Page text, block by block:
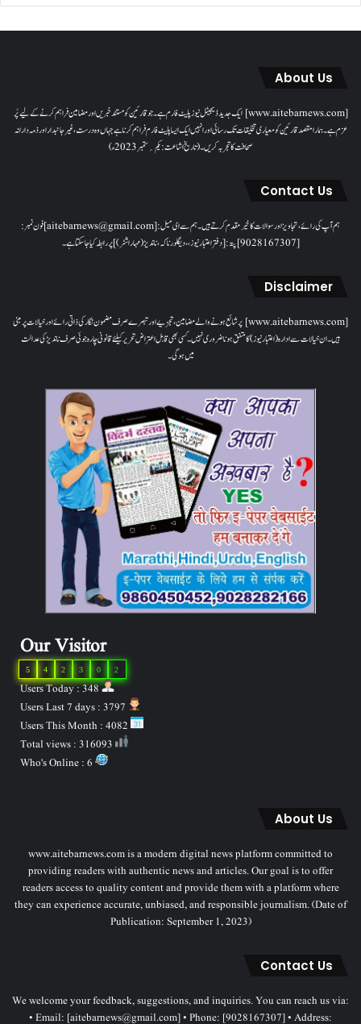
About Us
[www.aitebarnews.com] ایک جدید ڈیجیٹل نیوز پلیٹ فارم ہے۔ جو قارئین کو مستند خبریں اور مضامین فراہم کرنے کے لیے پُر
عزم ہے۔ ہمارا مقصدقارئین کو معیاری تخلیقات تک رسائی اور انہیں ایک ایسا پلیٹ فارم فراہم کرنا ہے جہاں وہ درست، غیر جانبدار اور ذمہ دارانہ
صحافت کا تجربہ کریں۔( تاریخ اشاعت : یکم؍ ستمبر 2023ء)
Contact Us
ہم آپ کی رائے، تجاویز اور سوالات کا خیرمقدم کرتے ہیں۔ ہم سےای میل: [aitebarnews@gmail.com]فون نمبر:
[9028167307]پتہ: [دفتر اعتبار نیوز، ، دیگلور ناکہ، ناندیڑ(مہاراشٹر) ] پر رابطہ کیا جاسکتا ہے۔
Disclaimer
[www.aitebarnews.com] پر شائع ہونے والے مضامین، تجزیے اور تبصرے صرف مضمون نگار کی ذاتی رائے اور خیالات پر مبنی
ہیں۔ ان خیالات سے ادارہ (اعتبار نیوز) کا متفق ہونا ضروری نہیں۔ کسی بھی قابل اعتراض تحریر کیلئے قانونی چارہ جوئی صرف ناندیڑ کی عدالت
میں ہوگی۔
Our Visitor
2
0
3
2
4
5
Users Today : 348
About Us
www.aitebarnews.com is a modern digital news platform committed to
providing readers with authentic news and articles. Our goal is to offer
readers access to quality content and provide them with a platform where
they can experience accurate, unbiased, and responsible journalism. (Date of
Publication: September 1, 2023)
Contact Us
We welcome your feedback, suggestions, and inquiries. You can reach us via:
• Email: [aitebarnews@gmail.com] • Phone: [9028167307] • Address: